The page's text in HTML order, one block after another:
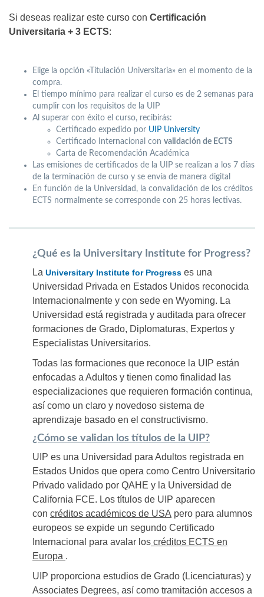
Si deseas realizar este curso con Certificación
Universitaria + 3 ECTS:
Elige la opción «Titulación Universitaria» en el momento de la
compra.
El tiempo mínimo para realizar el curso es de 2 semanas para
cumplir con los requisitos de la UIP
Al superar con éxito el curso, recibirás:
Certificado expedido por UIP University
Certificado Internacional con validación de ECTS
Carta de Recomendación Académica
Las emisiones de certificados de la UIP se realizan a los 7 días
de la terminación de curso y se envía de manera digital
En función de la Universidad, la convalidación de los créditos
ECTS normalmente se corresponde con 25 horas lectivas.
¿Qué es la Universitary Institute for Progress?
La Universitary Institute for Progress es una
Universidad Privada en Estados Unidos reconocida
Internacionalmente y con sede en Wyoming. La
Universidad está registrada y auditada para ofrecer
formaciones de Grado, Diplomaturas, Expertos y
Especialistas Universitarios.
Todas las formaciones que reconoce la UIP están
enfocadas a Adultos y tienen como finalidad las
especializaciones que requieren formación continua,
así como un claro y novedoso sistema de
aprendizaje basado en el constructivismo.
¿Cómo se validan los títulos de la UIP?
UIP es una Universidad para Adultos registrada en
Estados Unidos que opera como Centro Universitario
Privado validado por QAHE y la Universidad de
California FCE. Los títulos de UIP aparecen
con créditos académicos de USA pero para alumnos
europeos se expide un segundo Certificado
Internacional para avalar los créditos ECTS en
Europa .
UIP proporciona estudios de Grado (Licenciaturas) y
Associates Degrees, así como tramitación accesos a